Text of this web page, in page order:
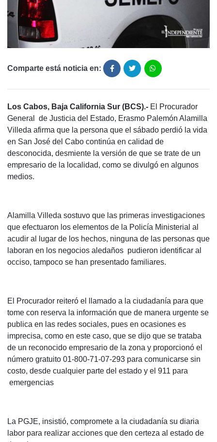
Comparte está noticia en:
Los Cabos, Baja California Sur (BCS).- El Procurador
General de Justicia del Estado, Erasmo Palemón Alamilla
Villeda afirma que la persona que el sábado perdió la vida
en San José del Cabo continúa en calidad de
desconocida, desmiente la versión de que se trate de un
empresario de la localidad, como se divulgó en algunos
medios.
Alamilla Villeda sostuvo que las primeras investigaciones
que efectuaron los elementos de la Policía Ministerial al
acudir al lugar de los hechos, ninguna de las personas que
laboran en los negocios aledaños pudieron identificar al
occiso, tampoco se han presentado familiares.
El Procurador reiteró el llamado a la ciudadanía para que
tome con reserva la información que de manera urgente se
publica en las redes sociales, pues en ocasiones es
imprecisa, como en este caso, que se dijo que se trataba
de un reconocido empresario de la zona y proporcionó el
número gratuito 01-800-71-07-293 para comunicarse sin
costo, desde cualquier parte del estado y el 911 para
emergencias
La PGJE, insistió, compromete a la ciudadanía su diaria
labor para realizar acciones que den certeza al estado de